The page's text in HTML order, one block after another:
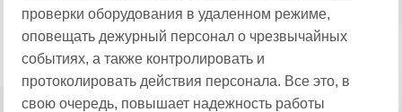
проверки оборудования в удаленном режиме,
оповещать дежурный персонал о чрезвычайных
событиях, а также контролировать и
протоколировать действия персонала. Все это, в
свою очередь, повышает надежность работы